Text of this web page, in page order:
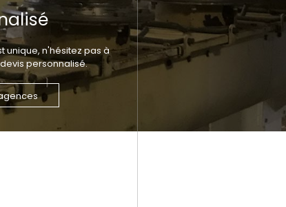
unique, n'hésitez pas à
personnalisé.